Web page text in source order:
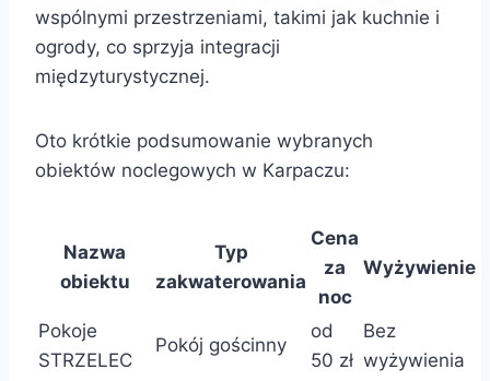
wspólnymi przestrzeniami, takimi jak kuchnie i
ogrody, co sprzyja integracji
międzyturystycznej.
Oto krótkie podsumowanie wybranych
obiektów noclegowych w Karpaczu:
Nazwa
obiektu
Typ
zakwaterowania
Cena
za
noc
Wyżywienie
Pokoje
STRZELEC
Pokój gościnny
od
50 zł
Bez
wyżywienia